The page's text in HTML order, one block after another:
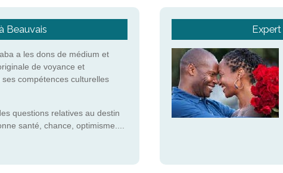
Beauvais
a les dons de médium et
de voyance et
compétences culturelles
questions relatives au destin
santé, chance, optimisme....